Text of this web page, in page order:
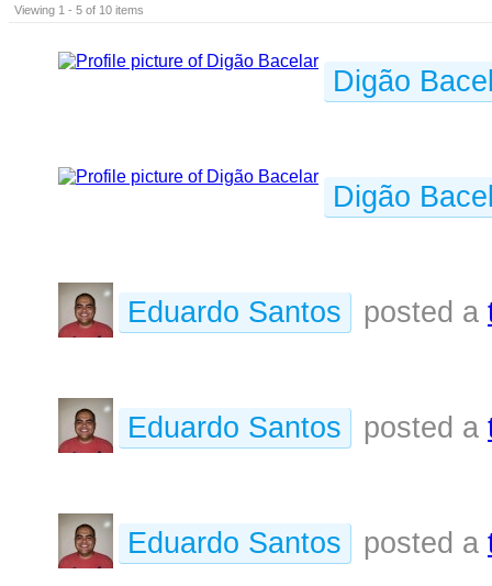
Viewing 1 - 5 of 10 items
Digão
Digão
Eduardo Santos posted a
Eduardo Santos posted a
Eduardo Santos posted a